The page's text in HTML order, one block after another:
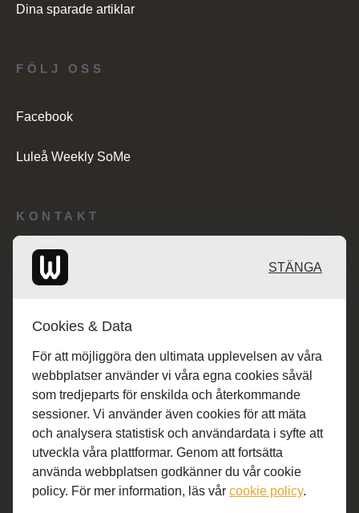
Dina sparade artiklar
KONTAKT
Redaktionen: desk@maratongroup.com
FÖLJ OSS
Facebook
Luleå Weekly SoMe
STÄNGA
Cookies & Data
För att möjliggöra den ultimata upplevelsen av våra
webbplatser använder vi våra egna cookies såväl
som tredjeparts för enskilda och återkommande
sessioner. Vi använder även cookies för att mäta
och analysera statistisk och användardata i syfte att
utveckla våra plattformar. Genom att fortsätta
använda webbplatsen godkänner du vår cookie
policy. För mer information, läs vår cookie policy.